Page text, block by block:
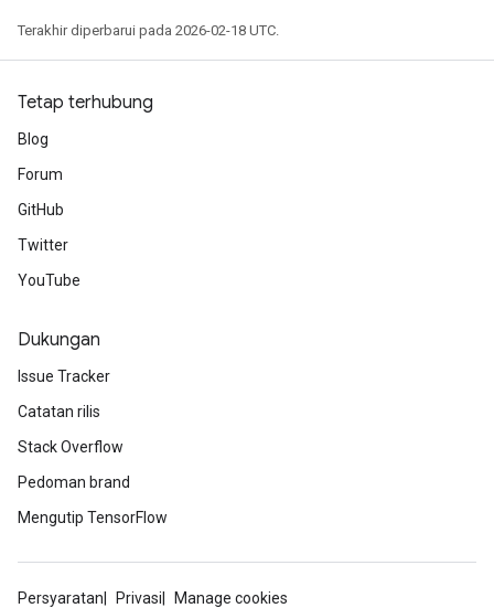
Terakhir diperbarui pada 2026-02-18 UTC.
Tetap terhubung
Blog
Forum
GitHub
Twitter
YouTube
Dukungan
Issue Tracker
Catatan rilis
Stack Overflow
Pedoman brand
Mengutip TensorFlow
Persyaratan Privasi Manage cookies